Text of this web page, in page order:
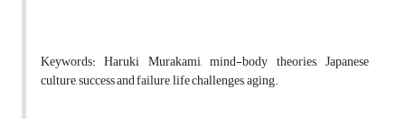
Keywords: Haruki Murakami, mind-body theories, Japanese
culture, success and failure, life challenges, aging.